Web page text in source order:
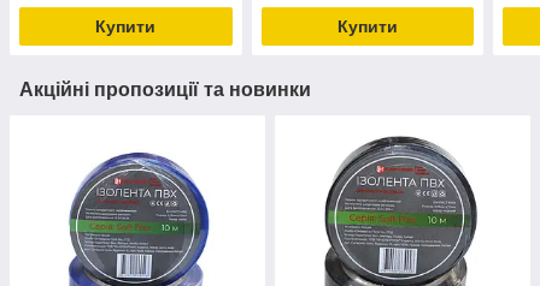
Купити Купити
Акційні пропозиції та новинки